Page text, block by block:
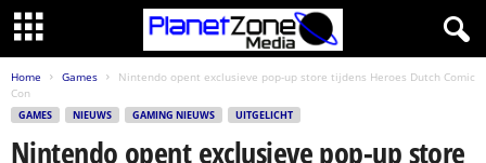
Home Games
Nintendo opent exclusieve pop-up store tijdens Heroes Dutch Comic
Con
GAMES NIEUWS GAMING NIEUWS UITGELICHT
Nintendo opent exclusieve pop-up store